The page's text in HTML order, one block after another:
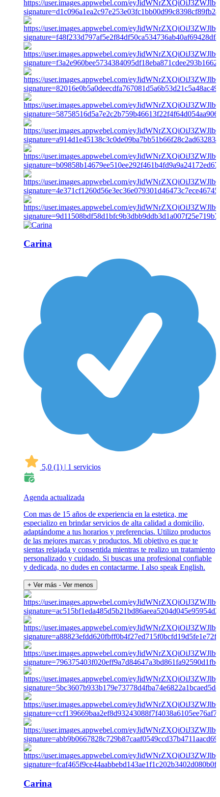
Carina
5,0 (1) | 1 servicios
Agenda actualizada
Con mas de 15 años de experiencia en la estetica, me
especializo en brindar servicios de alta calidad a domicilio,
adaptándome a tus horarios y preferencias. Utilizo productos
de las mejores marcas y productos. Mi objetivo es que te
sientas relajada y consentida mientras te realizo un tratamiento
personalizado y cuidado. Si buscas una profesional confiable
y dedicada, no dudes en contactarme. I also speak English.
+ Ver más - Ver menos
Carina